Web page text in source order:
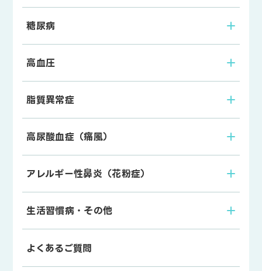
糖尿病
高血圧
脂質異常症
高尿酸血症（痛風）
アレルギー性鼻炎（花粉症）
生活習慣病・その他
よくあるご質問